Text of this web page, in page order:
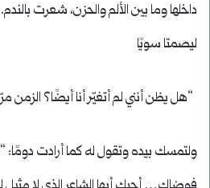
داخلها وما بين الألم والحزن، شعرت
ليصمتا سويًا
“هل يظن أنني لم أتغيّر أنا أيضًا؟ الزمن
ولتمسك بيده وتقول له كما أرادت